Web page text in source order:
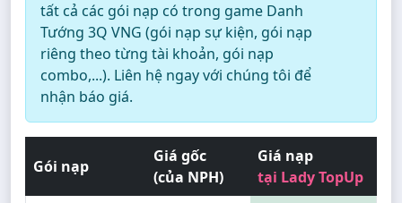
tất cả các gói nạp có trong game Danh
Tướng 3Q VNG (gói nạp sự kiện, gói nạp
riêng theo từng tài khoản, gói nạp
combo,...). Liên hệ ngay với chúng tôi để
nhận báo giá.
Gói nạp
Giá gốc
(của NPH)
Giá nạp
tại Lady TopUp